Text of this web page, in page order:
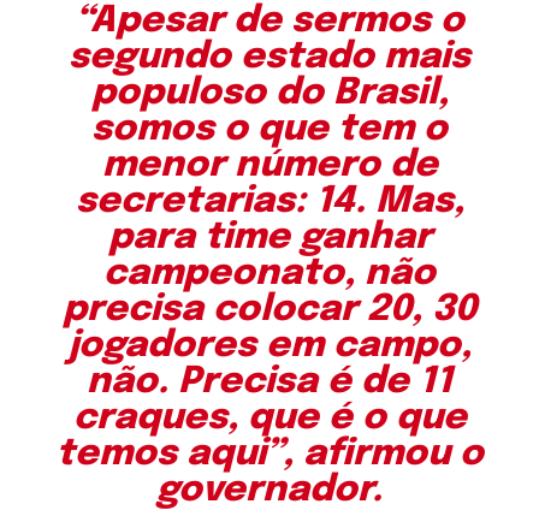
“Apesar de sermos o
segundo estado mais
populoso do Brasil,
somos o que tem o
menor número de
secretarias: 14. Mas,
para time ganhar
campeonato, não
precisa colocar 20, 30
jogadores em campo,
não. Precisa é de 11
craques, que é o que
temos aqui”, afirmou o
governador.